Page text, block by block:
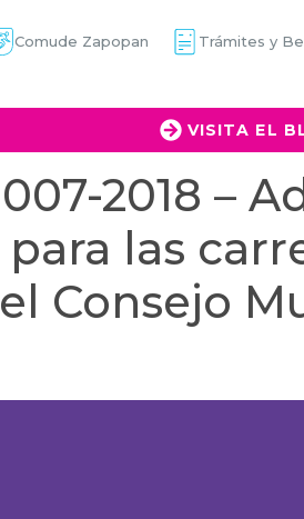
Comude Zapopan Trámites y
VISITA EL
007-2018 –
las
Consejo